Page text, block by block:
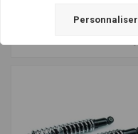
K100 RS 16V et K1100 (au
€385,99
Personnaliser